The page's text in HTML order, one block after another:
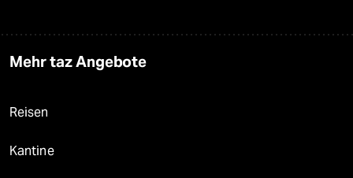
Mehr taz Angebote
Reisen
Kantine